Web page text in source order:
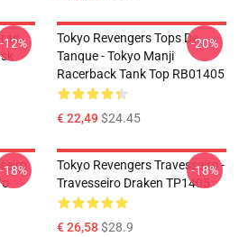
-12%
Tokyo Revengers Tops De
Tanque - Tokyo Manji
Racerback Tank Top RB01405
€ 22,49$24.45
-20%
-18%
Tokyo Revengers Travesseiro -
Travesseiro Draken TP1405
€ 26,58$28.9
-18%